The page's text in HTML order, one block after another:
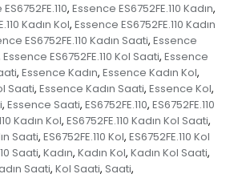
, Essence ES6752FE.110 Kadın,
Kadın Kol, Essence ES6752FE.110 Kadın
ES6752FE.110 Kadın Saati, Essence
Essence ES6752FE.110 Kol Saati, Essence
, Essence Kadın, Essence Kadın Kol,
Saati, Essence Kadın Saati, Essence Kol,
, Essence Saati, ES6752FE.110, ES6752FE.110
Kadın Kol, ES6752FE.110 Kadın Kol Saati,
Saati, ES6752FE.110 Kol, ES6752FE.110 Kol
Saati, Kadın, Kadın Kol, Kadın Kol Saati,
Saati, Kol Saati, Saati,